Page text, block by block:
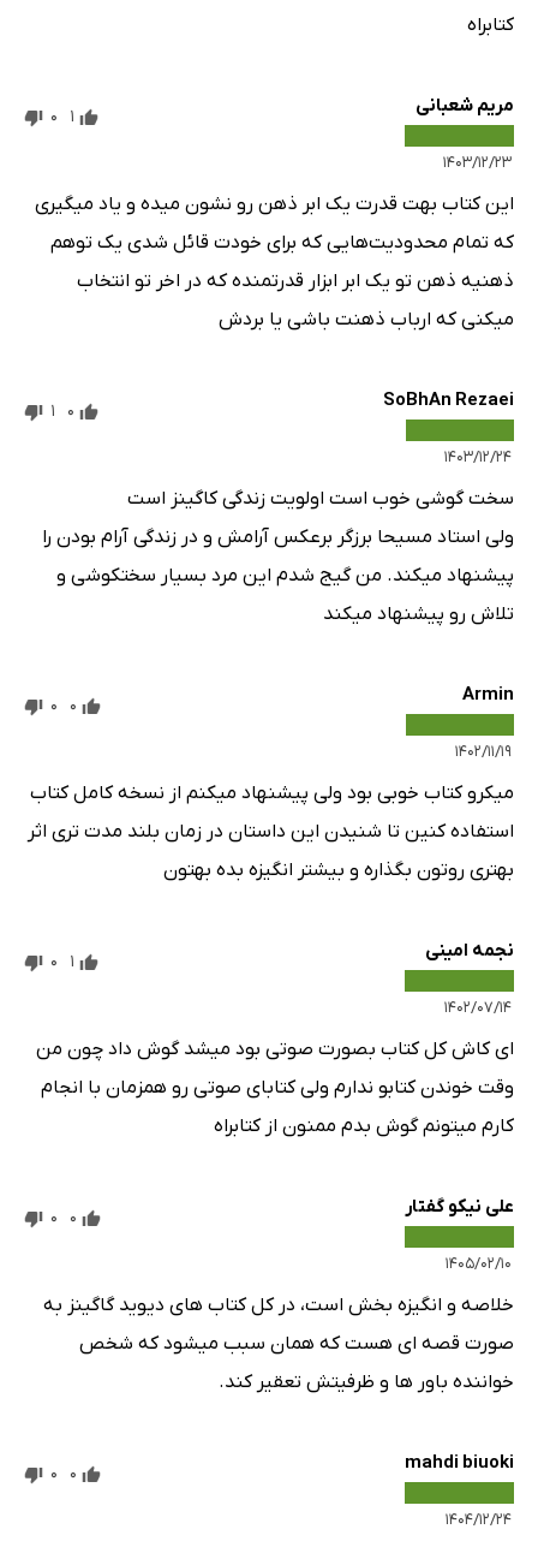
کتابراه
مریم شعبانی
۱۴۰۳/۱۲/۲۳
1
0
این کتاب بهت قدرت یک ابر ذهن رو نشون میده و یاد میگیری
که تمام محدودیت‌هایی که برای خودت قائل شدی یک توهم
ذهنیه ذهن تو یک ابر ابزار قدرتمنده که در اخر تو انتخاب
میکنی که ارباب ذهنت باشی یا بردش
SoBhAn Rezaei
۱۴۰۳/۱۲/۲۴
0
1
سخت گوشی خوب است اولویت زندگی کاگینز است
ولی استاد مسیحا برزگر برعکس آرامش و در زندگی آرام بودن را
پیشنهاد میکند. من گیج شدم این مرد بسیار سختکوشی و
تلاش رو پیشنهاد میکند
Armin
۱۴۰۲/۱۱/۱۹
0
0
میکرو کتاب خوبی بود ولی پیشنهاد میکنم از نسخه کامل کتاب
استفاده کنین تا شنیدن این داستان در زمان بلند مدت تری اثر
بهتری روتون بگذاره و بیشتر انگیزه بده بهتون
نجمه امینی
۱۴۰۲/۰۷/۱۴
1
0
ای کاش کل کتاب بصورت صوتی بود میشد گوش داد چون من
وقت خوندن کتابو ندارم ولی کتابای صوتی رو همزمان با انجام
کارم میتونم گوش بدم ممنون از کتابراه
علی نیکو گفتار
۱۴۰۵/۰۲/۱۰
0
0
خلاصه و انگیزه بخش است، در کل کتاب های دیوید گاگینز به
صورت قصه ای هست که همان سبب میشود که شخص
خواننده باور ها و ظرفیتش تعقیر کند.
mahdi biuoki
۱۴۰۴/۱۲/۲۴
0
0